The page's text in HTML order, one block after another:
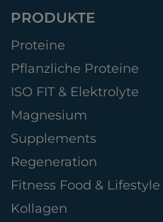
PRODUKTE
Proteine
Pflanzliche Proteine
ISO FIT & Elektrolyte
Magnesium
Supplements
Regeneration
Fitness Food & Lifestyle
Kollagen